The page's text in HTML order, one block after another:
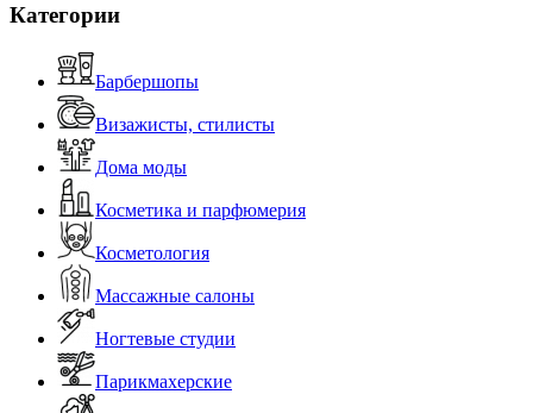
Категории
Барбершопы
Визажисты, стилисты
Дома моды
Косметика и парфюмерия
Косметология
Массажные салоны
Ногтевые студии
Парикмахерские